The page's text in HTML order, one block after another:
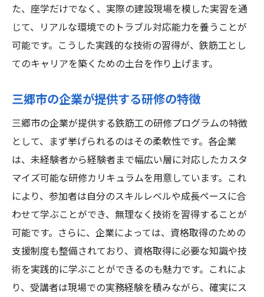
た、座学だけでなく、実際の建設現場を模した実習を通
じて、リアルな環境でのトラブル対応能力を養うことが
可能です。こうした実践的な技術の習得が、鉄筋工とし
てのキャリアを築くための土台を作り上げます。
三郷市の企業が提供する研修の特徴
三郷市の企業が提供する鉄筋工の研修プログラムの特徴
として、まず挙げられるのはその柔軟性です。各企業
は、未経験者から経験者まで幅広い層に対応したカスタ
マイズ可能な研修カリキュラムを用意しています。これ
により、参加者は自分のスキルレベルや成長ペースに合
わせて学ぶことができ、無理なく技術を習得することが
可能です。さらに、企業によっては、資格取得のための
支援制度も整備されており、資格取得に必要な知識や技
術を実践的に学ぶことができるのも魅力です。これによ
り、受講者は現場での実務経験を積みながら、確実にス